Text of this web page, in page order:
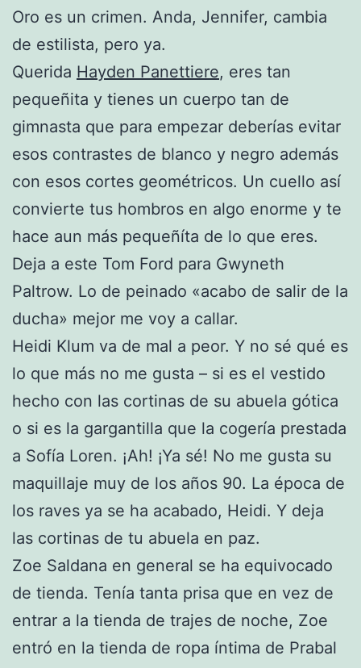
Oro es un crimen. Anda, Jennifer, cambia
de estilista, pero ya.
Querida Hayden Panettiere, eres tan
pequeñita y tienes un cuerpo tan de
gimnasta que para empezar deberías evitar
esos contrastes de blanco y negro además
con esos cortes geométricos. Un cuello así
convierte tus hombros en algo enorme y te
hace aun más pequeñíta de lo que eres.
Deja a este Tom Ford para Gwyneth
Paltrow. Lo de peinado «acabo de salir de la
ducha» mejor me voy a callar.
Heidi Klum va de mal a peor. Y no sé qué es
lo que más no me gusta – si es el vestido
hecho con las cortinas de su abuela gótica
o si es la gargantilla que la cogería prestada
a Sofía Loren. ¡Ah! ¡Ya sé! No me gusta su
maquillaje muy de los años 90. La época de
los raves ya se ha acabado, Heidi. Y deja
las cortinas de tu abuela en paz.
Zoe Saldana en general se ha equivocado
de tienda. Tenía tanta prisa que en vez de
entrar a la tienda de trajes de noche, Zoe
entró en la tienda de ropa íntima de Prabal